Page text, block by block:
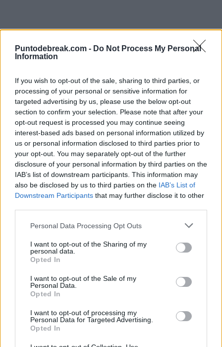
Puntodebreak.com - Do Not Process My Personal
Information
If you wish to opt-out of the sale, sharing to third parties, or
processing of your personal or sensitive information for
targeted advertising by us, please use the below opt-out
section to confirm your selection. Please note that after your
opt-out request is processed you may continue seeing
interest-based ads based on personal information utilized by
us or personal information disclosed to third parties prior to
your opt-out. You may separately opt-out of the further
disclosure of your personal information by third parties on the
IAB’s list of downstream participants. This information may
also be disclosed by us to third parties on the IAB’s List of
Downstream Participants that may further disclose it to other
Personal Data Processing Opt Outs
I want to opt-out of the Sharing of my
personal data.
Opted In
I want to opt-out of the Sale of my
Personal Data.
Opted In
I want to opt-out of processing my
Personal Data for Targeted Advertising.
Opted In
Pegula tira de épica para cargarse a
Raquel Bermúde…- 11 oct 2025
WTAWTA WUHAN 2025
Gauff cumple como favorita ante
Paolini con una sólida victoria
Raquel Bermúde…- 11 oct 2025